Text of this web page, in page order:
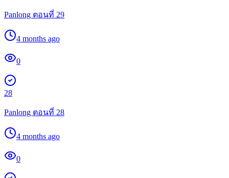
Panlong ตอนที่ 29
4 months ago
0
28
Panlong ตอนที่ 28
4 months ago
0